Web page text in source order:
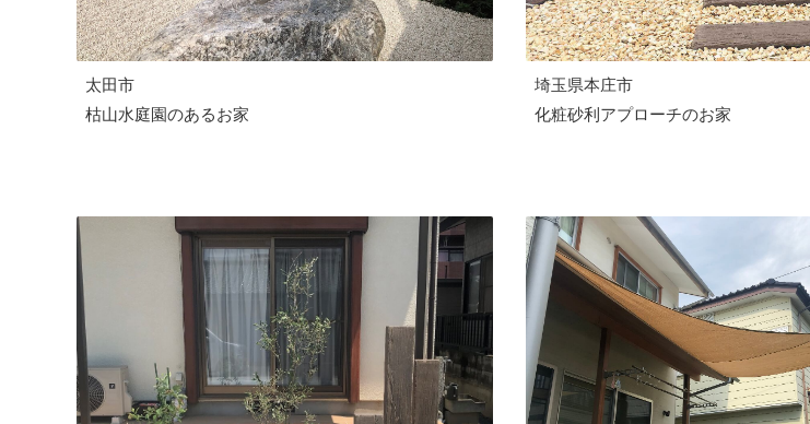
太田市
枯山水庭園のあるお家
埼玉県本庄市
化粧砂利アプローチのお家